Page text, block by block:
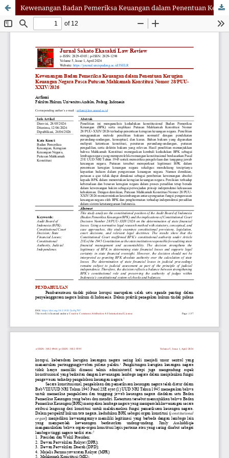
Kewenangan Badan Pemeriksa Keuangan dalam Penentuan Kerugian Keuangan Negara Pasca Putusan Mahkamah Konstitusi Nomor 28/PUU-XXIV/2026